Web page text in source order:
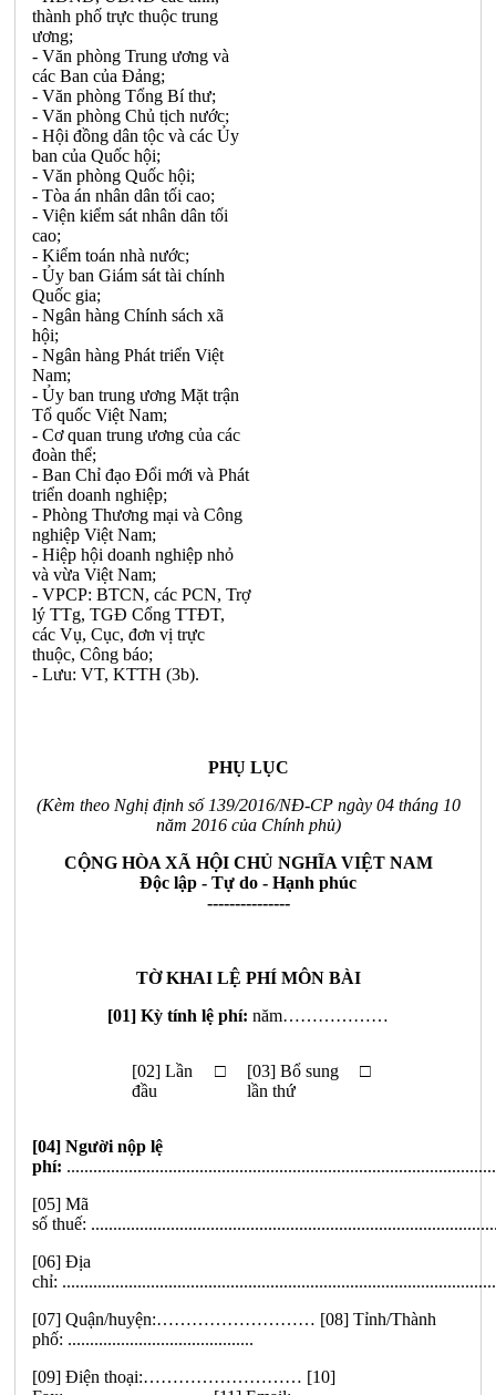
thành phố trực thuộc trung
ương;
- Văn phòng Trung ương và
các Ban của Đảng;
- Văn phòng Tổng Bí thư;
- Văn phòng Chủ tịch nước;
- Hội đồng dân tộc và các Ủy
ban của Quốc hội;
- Văn phòng Quốc hội;
- Tòa án nhân dân tối cao;
- Viện kiểm sát nhân dân tối
cao;
- Kiểm toán nhà nước;
- Ủy ban Giám sát tài chính
Quốc gia;
- Ngân hàng Chính sách xã
hội;
- Ngân hàng Phát triển Việt
Nam;
- Ủy ban trung ương Mặt trận
Tổ quốc Việt Nam;
- Cơ quan trung ương của các
đoàn thể;
- Ban Chỉ đạo Đổi mới và Phát
triển doanh nghiệp;
- Phòng Thương mại và Công
nghiệp Việt Nam;
- Hiệp hội doanh nghiệp nhỏ
và vừa Việt Nam;
- VPCP: BTCN, các PCN, Trợ
lý TTg, TGĐ Cổng TTĐT,
các Vụ, Cục, đơn vị trực
thuộc, Công báo;
- Lưu: VT, KTTH (3b).
PHỤ LỤC
(Kèm theo Nghị định số 139/2016/NĐ-CP ngày 04 tháng 10
năm 2016 của Chính phủ)
CỘNG HÒA XÃ HỘI CHỦ NGHĨA VIỆT NAM
Độc lập - Tự do - Hạnh phúc
---------------
TỜ KHAI LỆ PHÍ MÔN BÀI
[01] Kỳ tính lệ phí: năm………………
[02] Lần
đầu
□
[03] Bổ sung
lần thứ
□
[04] Người nộp lệ
phí:
[05] Mã
số thuế:
[06] Địa
chỉ:
[07] Quận/huyện:……………………… [08] Tỉnh/Thành
phố: ..........................................
[09] Điện thoại:……………………… [10]